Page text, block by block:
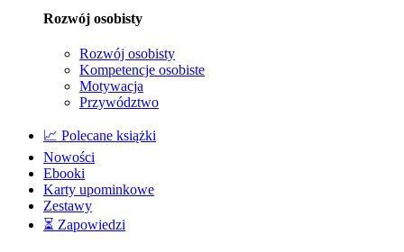
Rozwój osobisty
Rozwój osobisty
Kompetencje osobiste
Motywacja
Przywództwo
📈 Polecane książki
Nowości
Ebooki
Karty upominkowe
Zestawy
⏳ Zapowiedzi